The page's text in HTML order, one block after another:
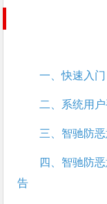
一、
二、系统用
三、智驰防
四、智驰防
告